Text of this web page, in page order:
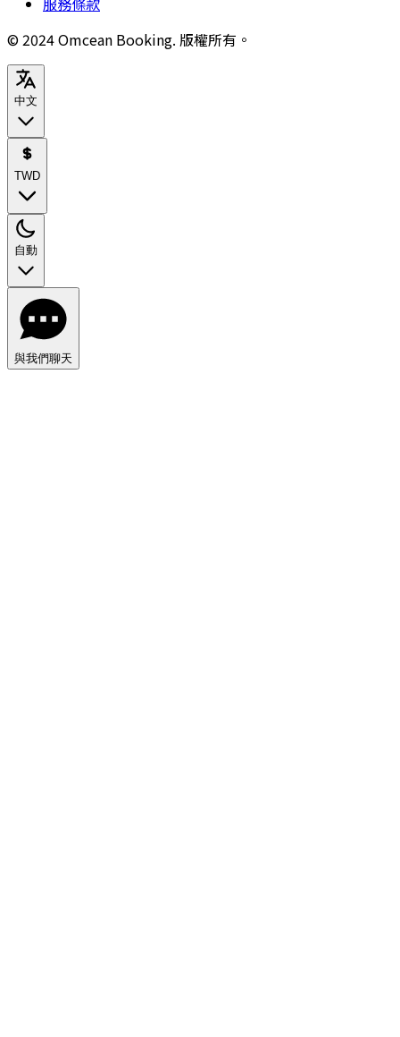
© 2024 Omcean Booking. 版權所有。
中文
TWD
自動
與我們聊天